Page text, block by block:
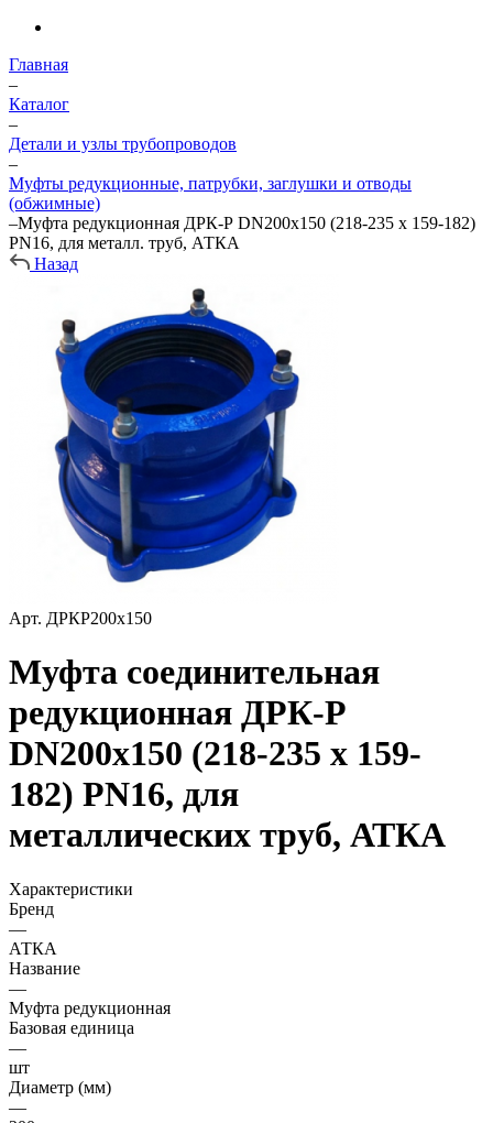
Главная
–
Каталог
–
Детали и узлы трубопроводов
–
Муфты редукционные, патрубки, заглушки и отводы
(обжимные)
–Муфта редукционная ДРК-Р DN200х150 (218-235 х 159-182)
PN16, для металл. труб, АТКА
Назад
Арт. ДРКР200х150
Муфта соединительная
редукционная ДРК-Р
DN200х150 (218-235 х 159-
182) PN16, для
металлических труб, АТКА
Характеристики
Бренд
—
АТКА
Название
—
Муфта редукционная
Базовая единица
—
шт
Диаметр (мм)
—